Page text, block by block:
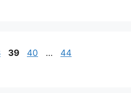
Страница
39 Страница
40 … Страница
44